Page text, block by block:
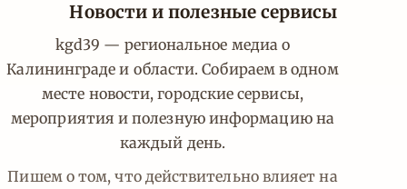
Новости и полезные сервисы
kgd39 — региональное медиа о
Калининграде и области. Собираем в одном
месте новости, городские сервисы,
мероприятия и полезную информацию на
каждый день.
Пишем о том, что действительно влияет на